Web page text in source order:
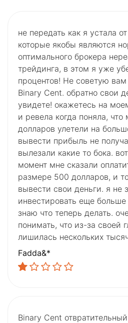
не передать как я устала
которые якобы являются
оптимального брокера
трейдинга, в этом я уже
процентов! Не советую вам
Binary Cent. обратно свои
увидете! окажетесь на
и ревела когда поняла,
долларов улетели на
вывести прибыль не
вылезали какие то бока.
момент мне сказали
размере 500 долларов, и
вывести свои деньги. я не
инвестировать еще больше
знаю что теперь делать.
понимать, что из-за своей
лишилась нескольких
Fadda&*
Binary Cent